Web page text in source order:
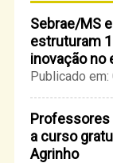
Sebrae/MS
estruturam
inovação no
Publicado
Professores
a curso
Agrinho